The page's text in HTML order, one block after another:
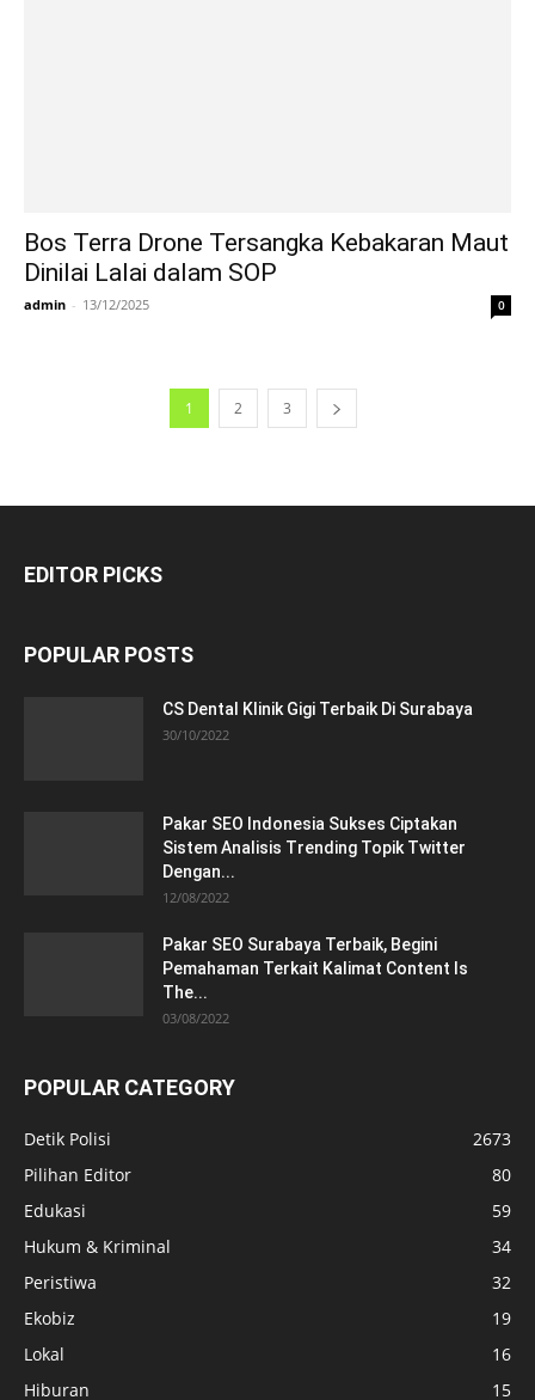
Bos Terra Drone Tersangka Kebakaran Maut
Dinilai Lalai dalam SOP
admin - 13/12/2025 0
1 2 3
EDITOR PICKS
POPULAR POSTS
CS Dental Klinik Gigi Terbaik Di Surabaya
30/10/2022
Pakar SEO Indonesia Sukses Ciptakan
Sistem Analisis Trending Topik Twitter
Dengan...
12/08/2022
Pakar SEO Surabaya Terbaik, Begini
Pemahaman Terkait Kalimat Content Is
The...
03/08/2022
POPULAR CATEGORY
Detik Polisi
2673
Pilihan Editor
80
Edukasi
59
Hukum & Kriminal
34
Peristiwa
32
Ekobiz
19
Lokal
16
Hiburan
15